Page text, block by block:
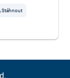
Stáhnout